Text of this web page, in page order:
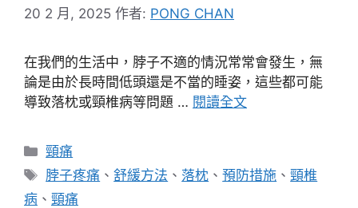
20 2 月, 2025 作者: PONG CHAN
在我們的生活中，脖子不適的情況常常會發生，無
論是由於長時間低頭還是不當的睡姿，這些都可能
導致落枕或頸椎病等問題 … 閱讀全文
分
類
頸痛
標
籤
脖子疼痛 、舒緩方法 、 落枕 、預防措施 、頸椎
病 、 頸痛